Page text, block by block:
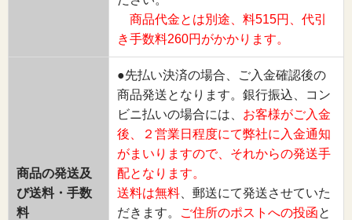
商品代金とは別途、料515円、代引
き手数料260円がかかります。
商品の発送及
び送料・手数
料
●先払い決済の場合、ご入金確認後の
商品発送となります。銀行振込、コン
ビニ払いの場合には、 お客様がご入金
後、２営業日程度にて弊社に入金通知
がまいりますので、それからの発送手
配となります。
送料は無料 、郵送にて発送させていた
だきます。
ご住所のポストへの投函と